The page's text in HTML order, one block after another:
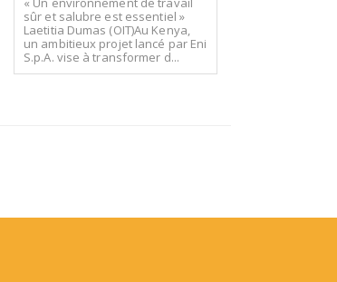
sûr et salubre est essentiel »
Laetitia Dumas (OIT)Au Kenya,
un ambitieux projet lancé par Eni
S.p.A. vise à transformer d...